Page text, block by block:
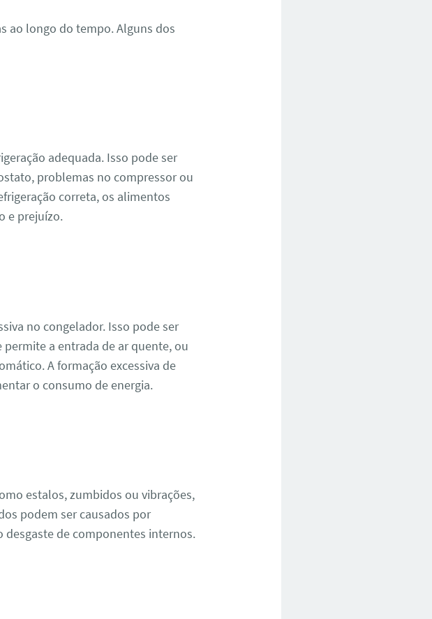
ao longo do tempo. Alguns dos
adequada. Isso pode ser
problemas no compressor ou
correta, os alimentos
e prejuízo.
no congelador. Isso pode ser
a entrada de ar quente, ou
A formação excessiva de
o consumo de energia.
estalos, zumbidos ou vibrações,
podem ser causados por
de componentes internos.